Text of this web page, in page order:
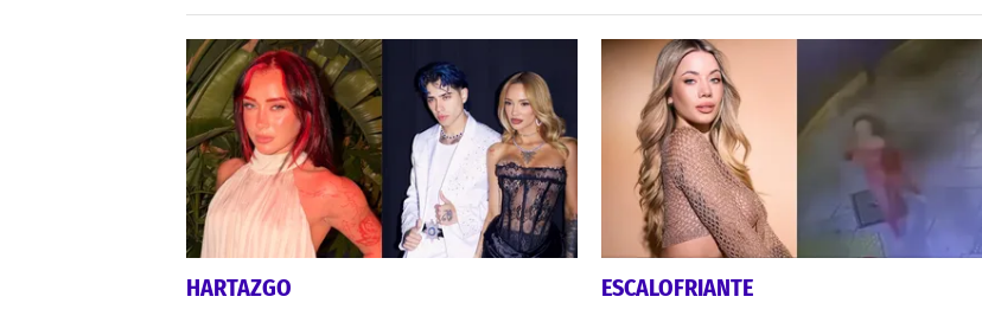
HARTAZGO
ESCALOFRIANTE